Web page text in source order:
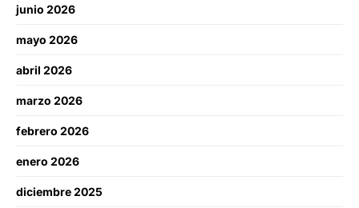
junio 2026
mayo 2026
abril 2026
marzo 2026
febrero 2026
enero 2026
diciembre 2025